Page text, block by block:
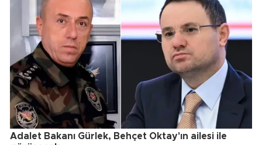
Adalet Bakanı Gürlek, Behçet Oktay'ın ailesi ile